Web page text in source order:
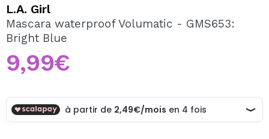
En créant un compte sur Maquibeauty.fr vous pourrez
effectuer vos achats rapidement, vérifier l'état de vos
L.A. Girl
Mascara waterproof Volumatic - GMS653:
Bright Blue
9,99€